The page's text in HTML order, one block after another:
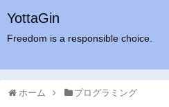
YottaGin
Freedom is a responsible choice.
ホーム プログラミング